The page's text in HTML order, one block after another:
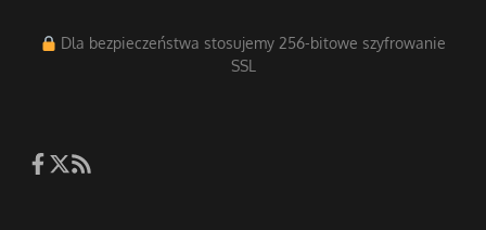
Dla bezpieczeństwa stosujemy 256-bitowe szyfrowanie
SSL